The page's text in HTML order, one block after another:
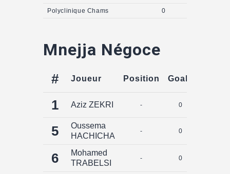
Polyclinique Chams 0
Mnejja Négoce
# Joueur Position Goals
1 Aziz ZEKRI - 0
5
Oussema
HACHICHA
- 0
6
Mohamed
TRABELSI
- 0